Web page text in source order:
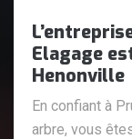
Elagage
Henonville
En confiant à
arbre, vous